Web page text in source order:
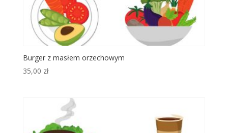
Burger z masłem orzechowym
35,00 zł